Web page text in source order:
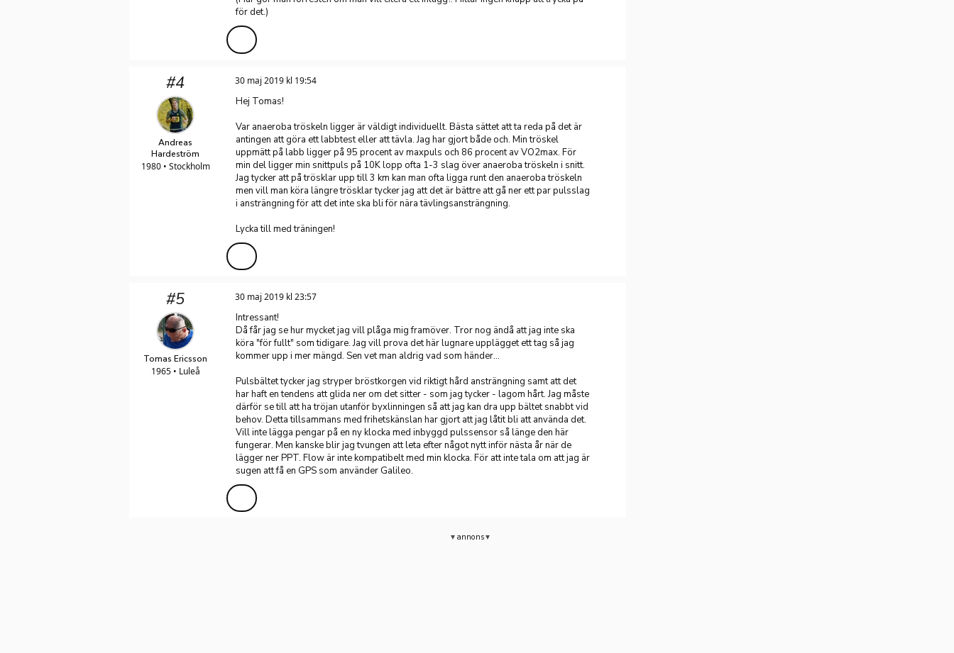
för det.)
#4
Andreas
Hardeström
1980 • Stockholm
30 maj 2019 kl 19:54
Hej Tomas!
Var anaeroba tröskeln ligger är väldigt individuellt. Bästa sättet att ta reda på det är
antingen att göra ett labbtest eller att tävla. Jag har gjort både och. Min tröskel
uppmätt på labb ligger på 95 procent av maxpuls och 86 procent av VO2max. För
min del ligger min snittpuls på 10K lopp ofta 1-3 slag över anaeroba tröskeln i snitt.
Jag tycker att på trösklar upp till 3 km kan man ofta ligga runt den anaeroba tröskeln
men vill man köra längre trösklar tycker jag att det är bättre att gå ner ett par pulsslag
i ansträngning för att det inte ska bli för nära tävlingsansträngning.
Lycka till med träningen!
#5
Tomas Ericsson
1965 • Luleå
30 maj 2019 kl 23:57
Intressant!
Då får jag se hur mycket jag vill plåga mig framöver. Tror nog ändå att jag inte ska
köra "för fullt" som tidigare. Jag vill prova det här lugnare upplägget ett tag så jag
kommer upp i mer mängd. Sen vet man aldrig vad som händer...
Pulsbältet tycker jag stryper bröstkorgen vid riktigt hård ansträngning samt att det
har haft en tendens att glida ner om det sitter - som jag tycker - lagom hårt. Jag måste
därför se till att ha tröjan utanför byxlinningen så att jag kan dra upp bältet snabbt vid
behov. Detta tillsammans med frihetskänslan har gjort att jag låtit bli att använda det.
Vill inte lägga pengar på en ny klocka med inbyggd pulssensor så länge den här
fungerar. Men kanske blir jag tvungen att leta efter något nytt inför nästa år när de
lägger ner PPT. Flow är inte kompatibelt med min klocka. För att inte tala om att jag är
sugen att få en GPS som använder Galileo.
annons